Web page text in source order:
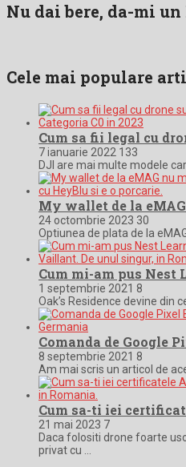
Nu dai bere, da-mi un
Cele mai populare
Cum sa fii legal cu
7 ianuarie 2022 133
DJI are mai multe modele
My wallet de la
24 octombrie 2023 30
Optiunea de plata de la
Cum mi-am pus Nest
1 septembrie 2021 8
Oak’s Residence devine din
Comanda de Google
8 septembrie 2021 8
Am mai scris un articol de
Cum sa-ti iei
21 mai 2023 7
Daca folositi drone foarte
privat cu …